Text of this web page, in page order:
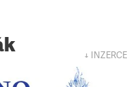
↓ INZERCE